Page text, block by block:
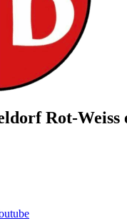
Rot-Weiss